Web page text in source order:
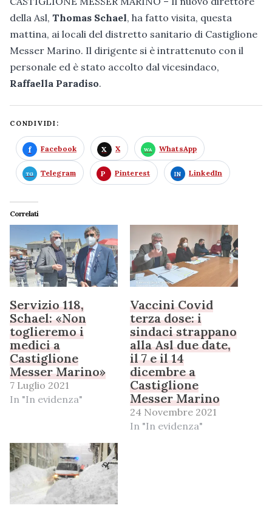
della Asl, Thomas Schael, ha fatto visita, questa
mattina, ai locali del distretto sanitario di Castiglione
Messer Marino. Il dirigente si è intrattenuto con il
personale ed è stato accolto dal vicesindaco,
Raffaella Paradiso.
CONDIVIDI:
Facebook X WhatsApp
Telegram Pinterest LinkedIn
Correlati
Servizio 118,
Schael: «Non
toglieremo i
medici a
Castiglione
Messer Marino»
7 Luglio 2021
In "In evidenza"
Vaccini Covid
terza dose: i
sindaci strappano
alla Asl due date,
il 7 e il 14
dicembre a
Castiglione
Messer Marino
24 Novembre 2021
In "In evidenza"